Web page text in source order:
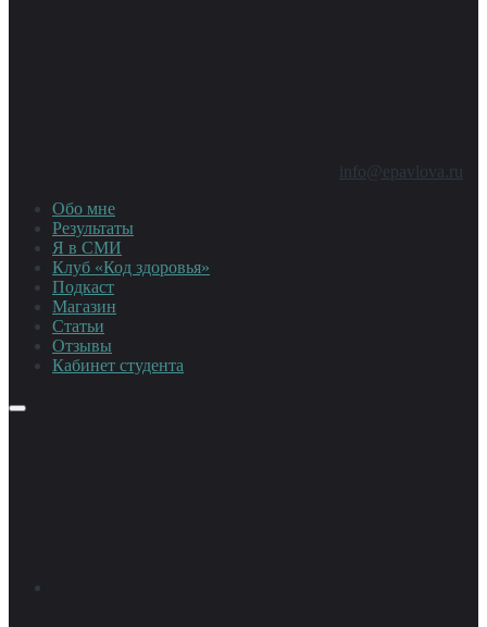
info@epavlova.ru
Обо мне
Результаты
Я в СМИ
Клуб «Код здоровья»
Подкаст
Магазин
Статьи
Отзывы
Кабинет студента